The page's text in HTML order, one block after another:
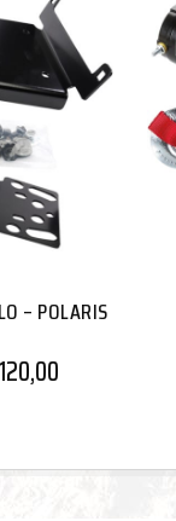
– POLARIS
120,00